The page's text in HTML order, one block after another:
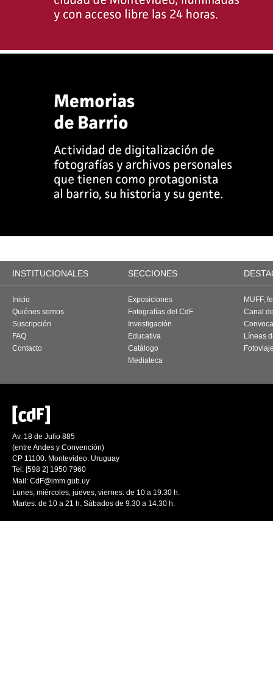
INSTITUCIONALES SECCIONES
Inicio
Quiénes somos
Suscripción
FAQ
Contacto
Exposiciones
Fotografías del CdF
Investigación
Educativa
Catálogo
Mediateca
MUFF,
Canal
Líneas
Av. 18 de Julio 885
(entre Andes y Convención)
CP 11100. Montevideo. Uruguay
Tel: [598 2] 1950 7960
Mail: CdF@imm.gub.uy
Lunes, miércoles, jueves, viernes: de 10 a 19.30 h.
Martes: de 10 a 21 h. Sábados de 9.30 a 14.30 h.